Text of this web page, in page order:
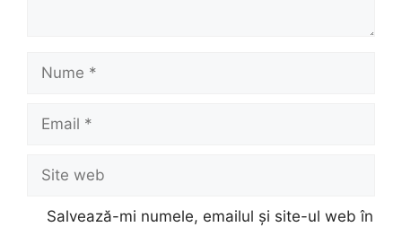
web
Salvează-mi numele, emailul și site-ul web în